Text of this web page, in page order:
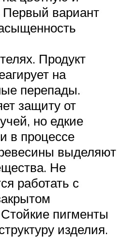
Первый вариант
Продукт
на
перепады.
защиту от
но едкие
в процессе
выделяют
Не
работать с
пигменты
изделия.